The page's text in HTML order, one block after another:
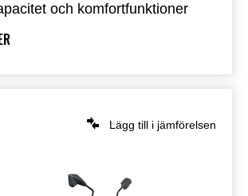
och komfortfunktioner
Lägg till i jämförelsen